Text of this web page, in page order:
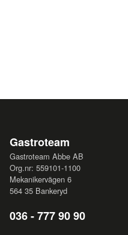
Gastroteam
Gastroteam Abbe AB
Org.nr: 559101-1100
Mekanikervägen 6
564 35 Bankeryd
036 - 777 90 90